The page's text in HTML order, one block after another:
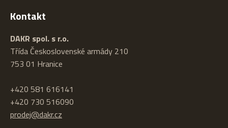
Kontakt
DAKR spol. s r.o.
Třída Československé armády 210
753 01 Hranice
+420 581 616141
+420 730 516090
prodej@dakr.cz